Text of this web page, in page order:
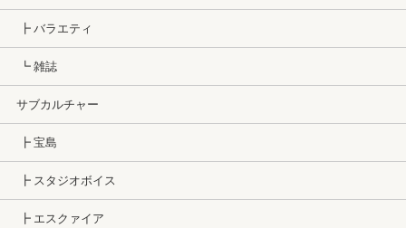
┣ バラエティ
┗ 雑誌
サブカルチャー
┣ 宝島
┣ スタジオボイス
┣ エスクァイア